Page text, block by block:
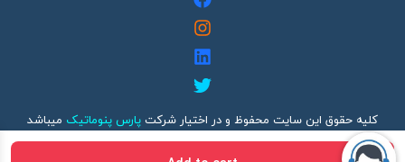
کلیه حقوق این سایت محفوظ و در اختیار شرکتپارس پنوماتیک میباشد
هرگونه کپی برداری بدون ذکر منبع پیگرد قانونی دارد